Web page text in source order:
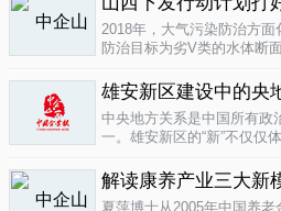
2018年，大气污染防治方
防治目标为劣V类的水体断
记者从山...
雄安新区建设中的央
中央地方关系是中国所有政
一。雄安新区的“新”不仅仅
解读康养产业三大新
夏萍博士从2005年中国养